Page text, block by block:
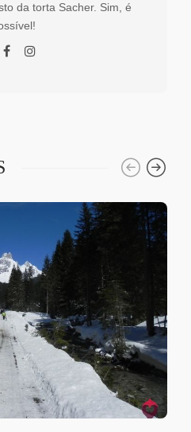
da torta Sacher. Sim, é